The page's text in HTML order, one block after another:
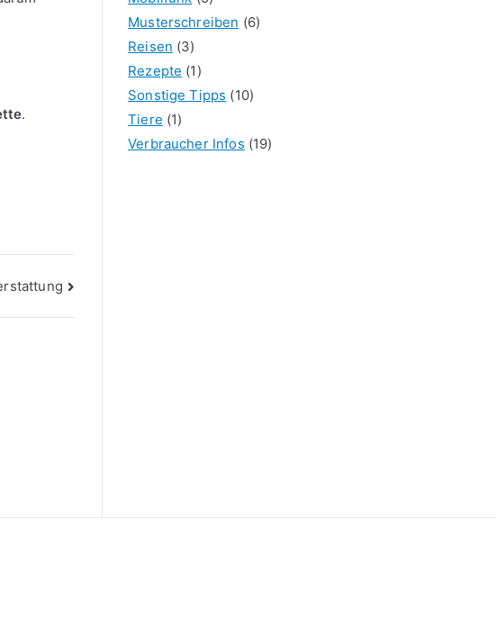
.
Musterschreiben (6)
Reisen (3)
Rezepte (1)
Sonstige Tipps (10)
Tiere (1)
Verbraucher Infos (19)